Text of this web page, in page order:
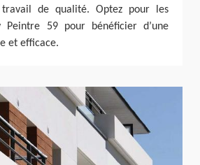
de qualité. Optez pour les
Peintre 59 pour bénéficier d’une
et efficace.